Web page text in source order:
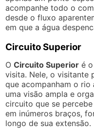
acompanhe todo o
desde o fluxo
em que a água
Circuito Superior
OCircuito Superior é
visita. Nele, o visitante
que acompanham o rio
uma visão ampla e
circuito que se
em inúmeros braços,
longo de sua extensão.